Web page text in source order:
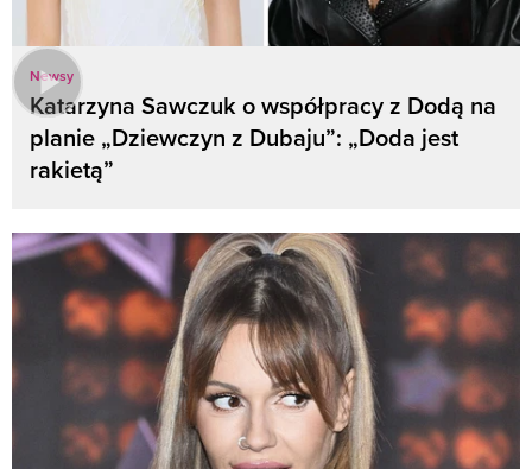
Newsy
Katarzyna Sawczuk o współpracy z Dodą na
planie „Dziewczyn z Dubaju”: „Doda jest
rakietą”